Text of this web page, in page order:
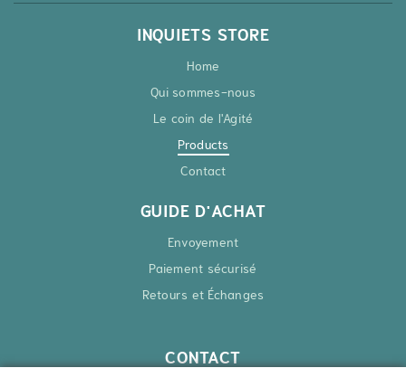
INQUIETS STORE
Home
Qui sommes-nous
Le coin de l'Agité
Products
Contact
GUIDE D'ACHAT
Envoyement
Paiement sécurisé
Retours et Échanges
CONTACT